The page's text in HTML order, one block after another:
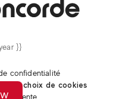
}}
confidentialité
vos choix de cookies
de vente